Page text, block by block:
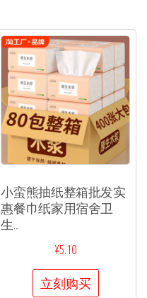
小蛮熊抽纸整箱批发实
惠餐巾纸家用宿舍卫
生...
¥5.10
立刻购买